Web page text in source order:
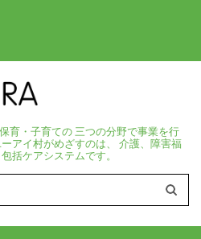
育・子育ての 三つの分野で事業を行
アイ村がめざすのは、 介護、障害福
括ケアシステムです。